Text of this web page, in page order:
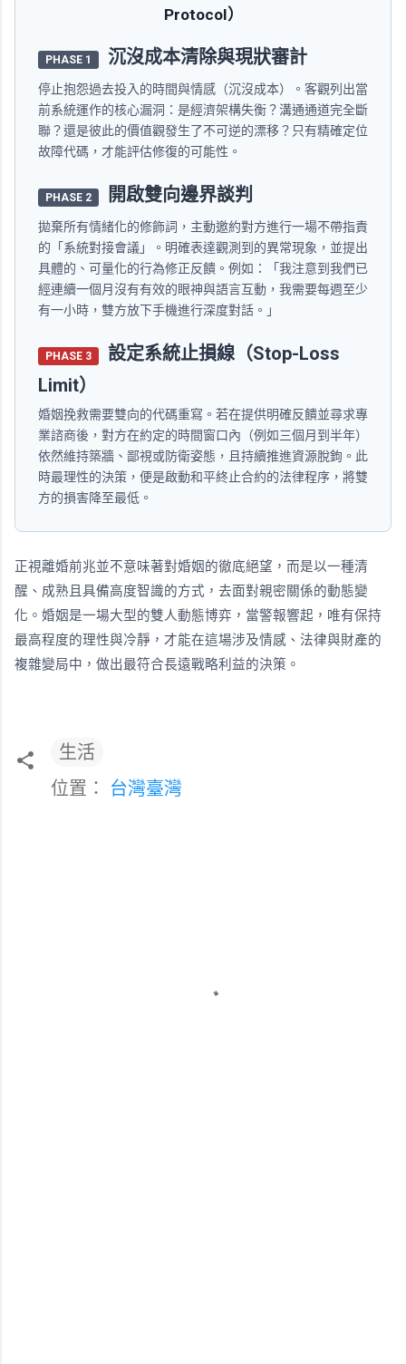
Protocol）
PHASE 1 沉沒成本清除與現狀審計
停止抱怨過去投入的時間與情感（沉沒成本）。客觀列出當
前系統運作的核心漏洞：是經濟架構失衡？溝通通道完全斷
聯？還是彼此的價值觀發生了不可逆的漂移？只有精確定位
故障代碼，才能評估修復的可能性。
PHASE 2 開啟雙向邊界談判
拋棄所有情緒化的修飾詞，主動邀約對方進行一場不帶指責
的「系統對接會議」。明確表達觀測到的異常現象，並提出
具體的、可量化的行為修正反饋。例如：「我注意到我們已
經連續一個月沒有有效的眼神與語言互動，我需要每週至少
有一小時，雙方放下手機進行深度對話。」
PHASE 3
設定系統止損線（Stop-Loss
Limit）
婚姻挽救需要雙向的代碼重寫。若在提供明確反饋並尋求專
業諮商後，對方在約定的時間窗口內（例如三個月到半年）
依然維持築牆、鄙視或防衛姿態，且持續推進資源脫鉤。此
時最理性的決策，便是啟動和平終止合約的法律程序，將雙
方的損害降至最低。
正視離婚前兆並不意味著對婚姻的徹底絕望，而是以一種清
醒、成熟且具備高度智識的方式，去面對親密關係的動態變
化。婚姻是一場大型的雙人動態博弈，當警報響起，唯有保持
最高程度的理性與冷靜，才能在這場涉及情感、法律與財產的
複雜變局中，做出最符合長遠戰略利益的決策。
生活
位置： 台灣臺灣